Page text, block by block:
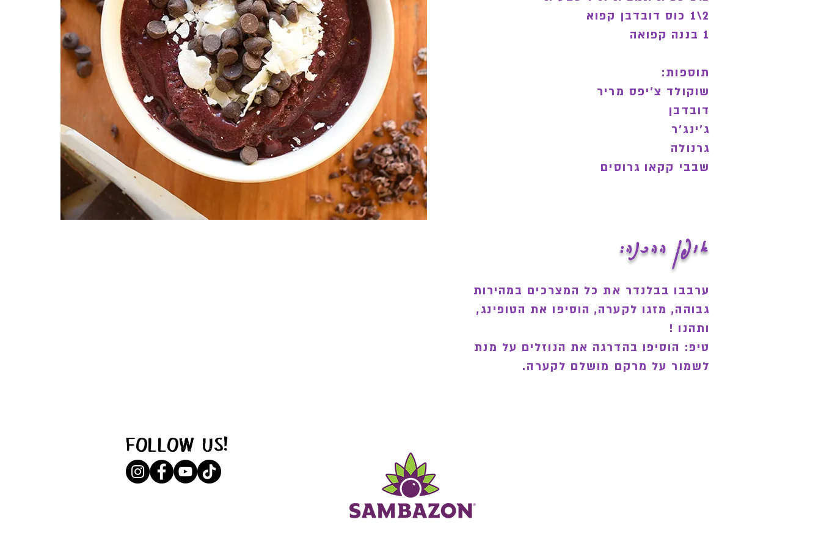
2\1 כוס דובדבן קפוא
1 בננה קפואה
תוספות:
שוקולד צ'יפס מריר
דובדבן
ג'ינג'ר
גרנולה
שבבי קקאו גרוסים
אופן ההכנה:
ערבבו בבלנדר את כל המצרכים במהירות
גבוהה, מזגו לקערה, הוסיפו את הטופינג,
ותהנו !
טיפ: הוסיפו בהדרגה את הנוזלים על מנת
לשמור על מרקם מושלם לקערה.
FOLLOW US!